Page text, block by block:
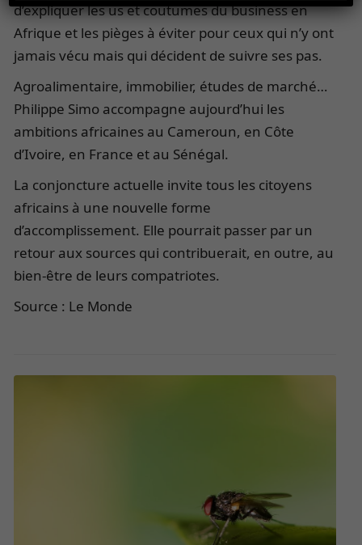
d’expliquer les us et coutumes du business en
Afrique et les pièges à éviter pour ceux qui n’y ont
jamais vécu mais qui décident de suivre ses pas.
Agroalimentaire, immobilier, études de marché…
Philippe Simo accompagne aujourd’hui les
ambitions africaines au Cameroun, en Côte
d’Ivoire, en France et au Sénégal.
La conjoncture actuelle invite tous les citoyens
africains à une nouvelle forme
d’accomplissement. Elle pourrait passer par un
retour aux sources qui contribuerait, en outre, au
bien-être de leurs compatriotes.
Source : Le Monde